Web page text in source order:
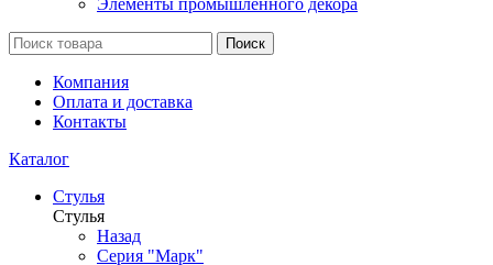
Элементы промышленного декора
Поиск
Компания
Оплата и доставка
Контакты
Каталог
Стулья
Стулья
Назад
Серия "Марк"